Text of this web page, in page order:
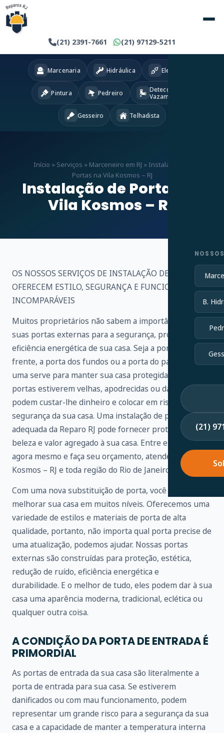
(21) 2391-7661 (21) 97129-5211
B.
(21)
Marcenaria Hidráulica Eletricista
Pintura Pedreiro
Detecção
Vazamentos
Gesseiro Telhadista
Início » Serviços » Marceneiro em RJ » Instalação de
Portas na Vila Kosmos – RJ
Instalação de Portas na
Vila Kosmos – RJ
OS NOSSOS SERVIÇOS DE INSTALAÇÃO DE PORTAS
OFERECEM ESTILO, SEGURANÇA E FUNCIONALIDADE
INCOMPARÁVEIS
Muitos proprietários não sabem a importância de
suas portas externas para a segurança, proteção e
eficiência energética de sua casa. Seja a porta da
frente, a porta dos fundos ou a porta do pátio, cada
uma serve para manter sua casa protegida. Se as suas
portas estiverem velhas, apodrecidas ou danificadas,
podem custar-lhe dinheiro e colocar em risco a
segurança da sua casa. Uma instalação de porta
adequada da Reparo RJ pode fornecer proteção,
beleza e valor agregado à sua casa. Entre em contato
agora mesmo e faça seu orçamento, atendemos na Vila
Kosmos – RJ e toda região do Rio de Janeiro.
Com uma nova substituição de porta, você pode
melhorar sua casa em muitos níveis. Oferecemos uma
variedade de estilos e materiais de porta de alta
qualidade, portanto, não importa qual porta precise de
uma atualização, podemos ajudar. Nossas portas
externas são construídas para proteção, estética,
redução de ruído, eficiência energética e
durabilidade. E o melhor de tudo, eles podem dar à sua
casa uma aparência moderna, tradicional, eclética ou
qualquer outra coisa.
A CONDIÇÃO DA PORTA DE ENTRADA É
PRIMORDIAL
As portas de entrada da sua casa são literalmente a
porta de entrada para sua casa. Se estiverem
danificados ou com mau funcionamento, podem
representar um grande risco para a segurança da sua
casa e a capacidade de manter a temperatura interna